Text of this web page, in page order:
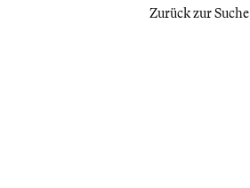
Zurück zur Suche